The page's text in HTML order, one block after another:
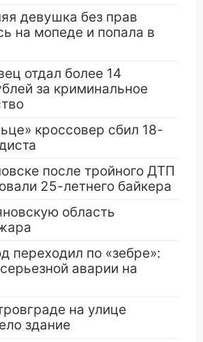
девушка без прав
на мопеде и попала в
отдал более 14
за криминальное
кроссовер сбил 18-
после тройного ДТП
25-летнего байкера
область
переходил по «зебре»:
аварии на
на улице
здание